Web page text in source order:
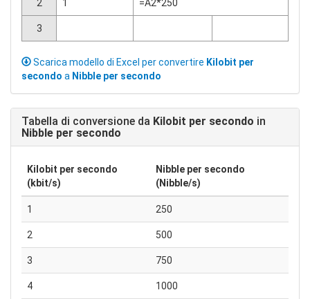
2 1 =A2*250
3
Scarica modello di Excel per convertire Kilobit per
secondo a Nibble per secondo
Tabella di conversione da Kilobit per secondo in
Nibble per secondo
Kilobit per secondo
(kbit/s)
Nibble per secondo
(Nibble/s)
1 250
2 500
3 750
4 1000